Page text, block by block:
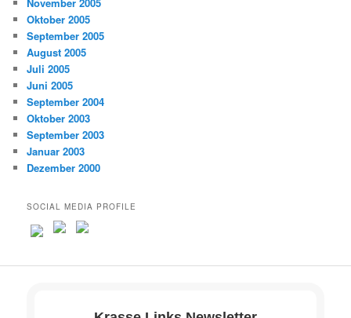
Oktober 2005
September 2005
August 2005
Juli 2005
Juni 2005
September 2004
Oktober 2003
September 2003
Januar 2003
Dezember 2000
SOCIAL MEDIA PROFILE